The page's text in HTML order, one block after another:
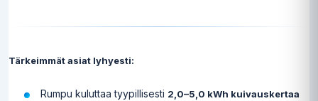
Tärkeimmät asiat lyhyesti:
Rumpu kuluttaa tyypillisesti 2,0–5,0 kWh kuivauskertaa